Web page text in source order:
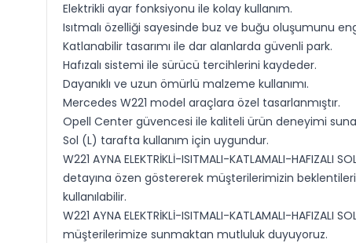
Elektrikli ayar fonksiyonu ile kolay kullanım.
Isıtmalı özelliği sayesinde buz ve buğu oluşumunu
Katlanabilir tasarımı ile dar alanlarda güvenli park.
Hafızalı sistemi ile sürücü tercihlerini kaydeder.
Dayanıklı ve uzun ömürlü malzeme kullanımı.
Mercedes W221 model araçlara özel tasarlanmıştır.
Opell Center güvencesi ile kaliteli ürün deneyimi
Sol (L) tarafta kullanım için uygundur.
W221 AYNA ELEKTRİKLİ-ISITMALI-KATLAMALI-
detayına özen göstererek müşterilerimizin
kullanılabilir.
W221 AYNA ELEKTRİKLİ-ISITMALI-KATLAMALI-
müşterilerimize sunmaktan mutluluk duyuyoruz.